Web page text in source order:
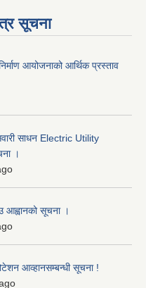
सूचना
आयोजनाको आर्थिक प्रस्ताव
साधन Electric Utility
।
आह्वानको सूचना ।
आव्हानसम्बन्धी सूचना !